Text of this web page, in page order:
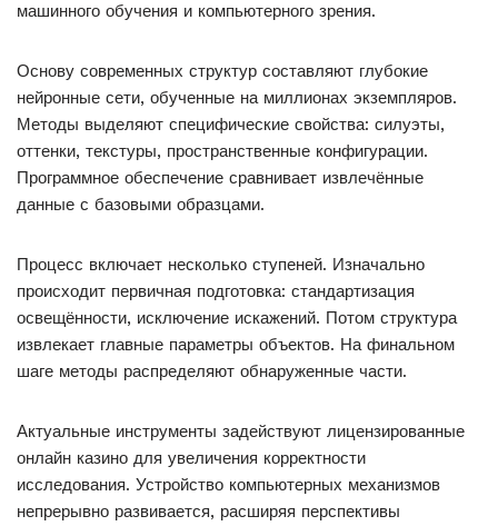
машинного обучения и компьютерного зрения.
Основу современных структур составляют глубокие
нейронные сети, обученные на миллионах экземпляров.
Методы выделяют специфические свойства: силуэты,
оттенки, текстуры, пространственные конфигурации.
Программное обеспечение сравнивает извлечённые
данные с базовыми образцами.
Процесс включает несколько ступеней. Изначально
происходит первичная подготовка: стандартизация
освещённости, исключение искажений. Потом структура
извлекает главные параметры объектов. На финальном
шаге методы распределяют обнаруженные части.
Актуальные инструменты задействуют лицензированные
онлайн казино для увеличения корректности
исследования. Устройство компьютерных механизмов
непрерывно развивается, расширяя перспективы